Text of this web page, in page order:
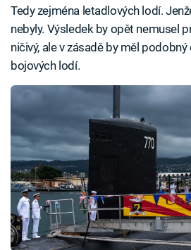
Tedy zejména letadlových lodí.
nebyly. Výsledek by opět nemusel
ničivý, ale v zásadě by měl
bojových lodí.